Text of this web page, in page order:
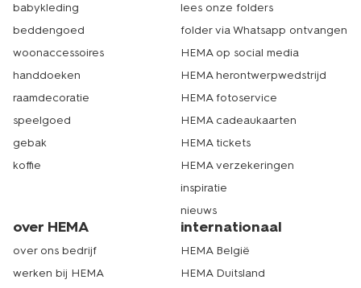
babykleding
beddengoed
woonaccessoires
handdoeken
raamdecoratie
speelgoed
gebak
koffie
lees onze folders
folder via Whatsapp ontvangen
HEMA op social media
HEMA herontwerpwedstrijd
HEMA fotoservice
HEMA cadeaukaarten
HEMA tickets
HEMA verzekeringen
inspiratie
nieuws
over HEMA
over ons bedrijf
werken bij HEMA
internationaal
HEMA België
HEMA Duitsland